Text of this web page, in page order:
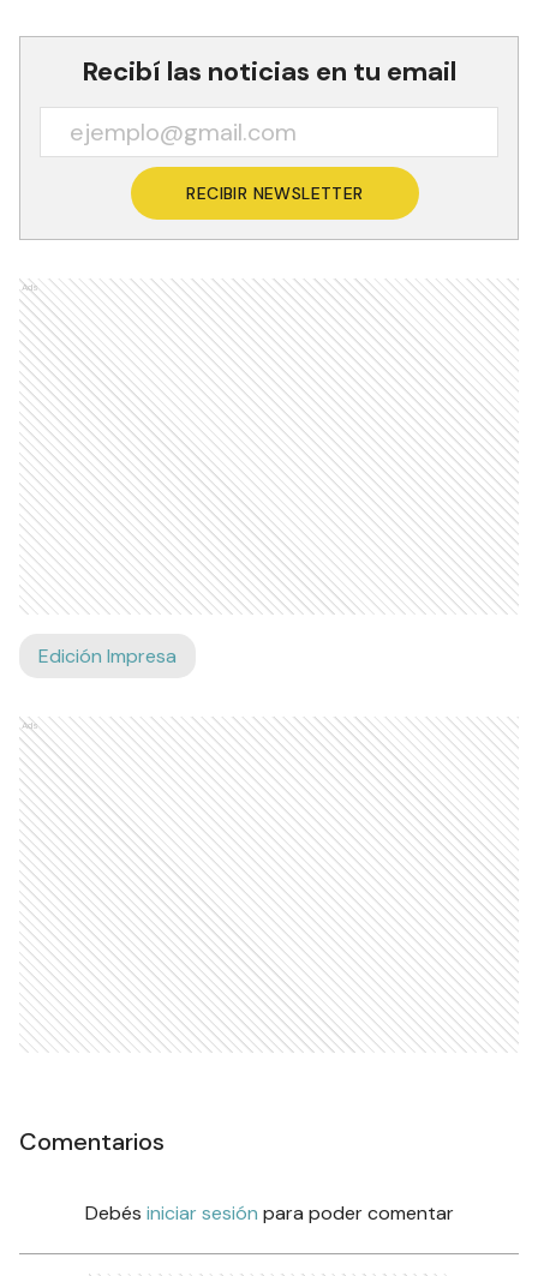
Recibí las noticias en tu email
RECIBIR NEWSLETTER
Ads
Edición Impresa
Ads
Comentarios
Debés iniciar sesión para poder comentar